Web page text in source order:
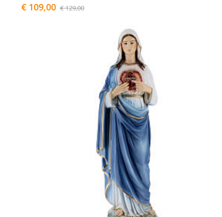
€ 109,00 € 129,00